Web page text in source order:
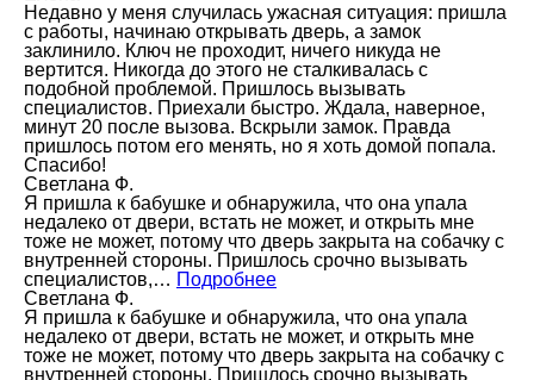
Недавно у меня случилась ужасная ситуация: пришла
с работы, начинаю открывать дверь, а замок
заклинило. Ключ не проходит, ничего никуда не
вертится. Никогда до этого не сталкивалась с
подобной проблемой. Пришлось вызывать
специалистов. Приехали быстро. Ждала, наверное,
минут 20 после вызова. Вскрыли замок. Правда
пришлось потом его менять, но я хоть домой попала.
Спасибо!
Светлана Ф.
Я пришла к бабушке и обнаружила, что она упала
недалеко от двери, встать не может, и открыть мне
тоже не может, потому что дверь закрыта на собачку с
внутренней стороны. Пришлось срочно вызывать
специалистов,… Подробнее
Светлана Ф.
Я пришла к бабушке и обнаружила, что она упала
недалеко от двери, встать не может, и открыть мне
тоже не может, потому что дверь закрыта на собачку с
внутренней стороны. Пришлось срочно вызывать